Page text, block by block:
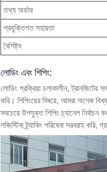
তথ্য অর্ডার
প্রযুক্তিগত সহায়তা
বৈশিষ্ট্য
লোডিং এবং শিপিং:
লোডিং প্রক্রিয়া চলাকালীন,
করি। শিপিংয়ের বিষয়ে, আমরা অনেক
সবচেয়ে উপযুক্ত শিপিং চ্যানেল
লজিস্টিক ট্র্যাকিং পরিষেবা সরবরাহ